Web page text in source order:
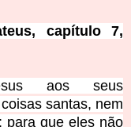
capítulo 7,
aos seus
santas, nem
para que eles não